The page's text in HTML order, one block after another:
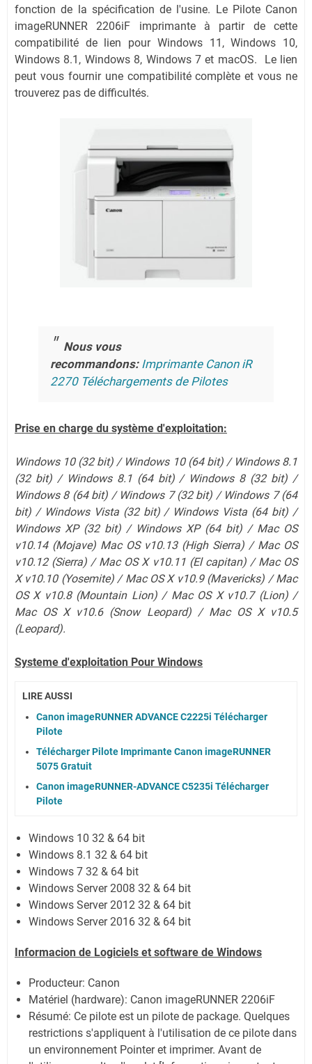
fonction de la spécification de l'usine. Le Pilote Canon
imageRUNNER 2206iF imprimante à partir de cette
compatibilité de lien pour Windows 11, Windows 10,
Windows 8.1, Windows 8, Windows 7 et macOS. Le lien
peut vous fournir une compatibilité complète et vous ne
trouverez pas de difficultés.
Nous vous
recommandons: Imprimante Canon iR
2270 Téléchargements de Pilotes
Prise en charge du système d'exploitation:
Windows 10 (32 bit) / Windows 10 (64 bit) / Windows 8.1
(32 bit) / Windows 8.1 (64 bit) / Windows 8 (32 bit) /
Windows 8 (64 bit) / Windows 7 (32 bit) / Windows 7 (64
bit) / Windows Vista (32 bit) / Windows Vista (64 bit) /
Windows XP (32 bit) / Windows XP (64 bit) / Mac OS
v10.14 (Mojave) Mac OS v10.13 (High Sierra) / Mac OS
v10.12 (Sierra) / Mac OS X v10.11 (El capitan) / Mac OS
X v10.10 (Yosemite) / Mac OS X v10.9 (Mavericks) / Mac
OS X v10.8 (Mountain Lion) / Mac OS X v10.7 (Lion) /
Mac OS X v10.6 (Snow Leopard) / Mac OS X v10.5
(Leopard).
Systeme d'exploitation Pour Windows
LIRE AUSSI
Canon imageRUNNER ADVANCE C2225i Télécharger
Pilote
Télécharger Pilote Imprimante Canon imageRUNNER
5075 Gratuit
Canon imageRUNNER-ADVANCE C5235i Télécharger
Pilote
Windows 10 32 & 64 bit
Windows 8.1 32 & 64 bit
Windows 7 32 & 64 bit
Windows Server 2008 32 & 64 bit
Windows Server 2012 32 & 64 bit
Windows Server 2016 32 & 64 bit
Informacion de Logiciels et software de Windows
Producteur: Canon
Matériel (hardware): Canon imageRUNNER 2206iF
Résumé: Ce pilote est un pilote de package. Quelques
restrictions s'appliquent à l'utilisation de ce pilote dans
un environnement Pointer et imprimer. Avant de